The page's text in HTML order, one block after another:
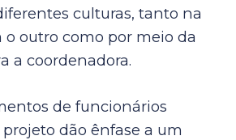
culturas, tanto na
o outro como por meio da
a coordenadora.
de funcionários
dão ênfase a um